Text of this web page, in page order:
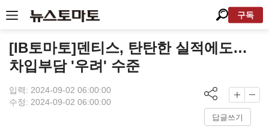
구독
[IB토마토]덴티스, 탄탄한 실적에도…
차입부담 '우려' 수준
입력: 2024-09-02 06:00:00
수정: 2024-09-02 06:00:00
답글쓰기